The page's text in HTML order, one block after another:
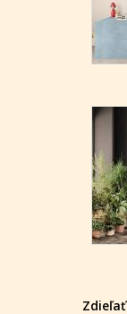
Zdieľať